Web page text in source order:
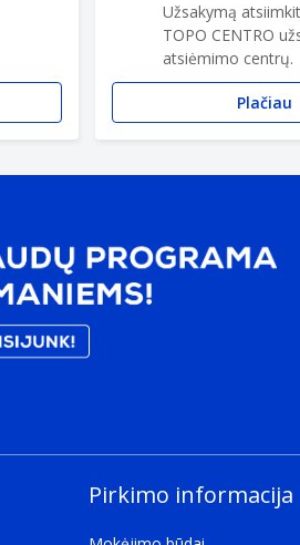
Užsakymą
TOPO CENTRO
atsiėmimo centrų.
Plačiau
Pirkimo informacija